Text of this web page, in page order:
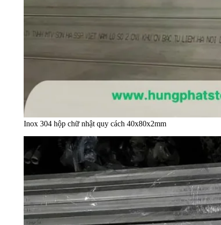
Inox 304 hộp chữ nhật quy cách 40x80x2mm